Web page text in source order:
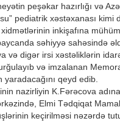
peşəkar hazırlığı və
pediatrik xəstəxanası
inkişafına
səhiyyə sahəsində
və digər irsi xəstəliklərin
və imzalanan
qeyd edib.
nazirliyin K.Fərəcova
Elmi Tədqiqat
keçirilməsi nəzərdə